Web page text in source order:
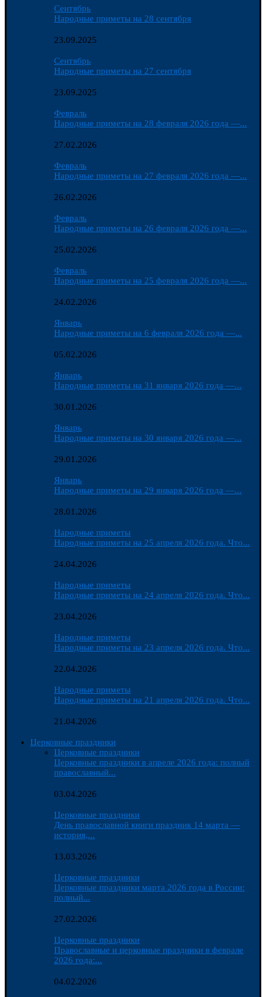
Сентябрь
Народные приметы на 28 сентября
23.09.2025
Сентябрь
Народные приметы на 27 сентября
23.09.2025
Февраль
Народные приметы на 28 февраля 2026 года —...
27.02.2026
Февраль
Народные приметы на 27 февраля 2026 года —...
26.02.2026
Февраль
Народные приметы на 26 февраля 2026 года —...
25.02.2026
Февраль
Народные приметы на 25 февраля 2026 года —...
24.02.2026
Январь
Народные приметы на 6 февраля 2026 года —...
05.02.2026
Январь
Народные приметы на 31 января 2026 года —...
30.01.2026
Январь
Народные приметы на 30 января 2026 года —...
29.01.2026
Январь
Народные приметы на 29 января 2026 года —...
28.01.2026
Народные приметы
Народные приметы на 25 апреля 2026 года. Что...
24.04.2026
Народные приметы
Народные приметы на 24 апреля 2026 года. Что...
23.04.2026
Народные приметы
Народные приметы на 23 апреля 2026 года. Что...
22.04.2026
Народные приметы
Народные приметы на 21 апреля 2026 года. Что...
21.04.2026
Церковные праздники
Церковные праздники
Церковные праздники в апреле 2026 года: полный
православный...
03.04.2026
Церковные праздники
День православной книги праздник 14 марта —
история,...
13.03.2026
Церковные праздники
Церковные праздники марта 2026 года в России:
полный...
27.02.2026
Церковные праздники
Православные и церковные праздники в феврале
2026 года:...
04.02.2026